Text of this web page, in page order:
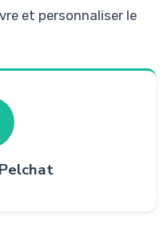
et personnaliser le